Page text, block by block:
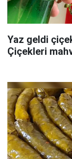
Yaz geldi
Çiçekleri